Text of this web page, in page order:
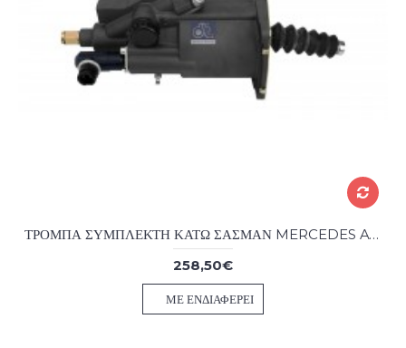
ΤΡΟΜΠΑ ΣΥΜΠΛΕΚΤΗ ΚΑΤΩ ΣΑΣΜΑΝ MERCEDES ATEGO I WABCO
258,50€
ΜΕ ΕΝΔΙΑΦΈΡΕΙ